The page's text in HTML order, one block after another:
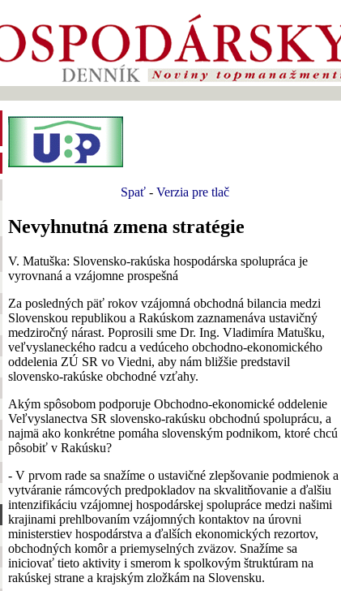
Spať- Verzia pre tlač
Nevyhnutná zmena stratégie
V. Matuška: Slovensko-rakúska hospodárska spolupráca je
vyrovnaná a vzájomne prospešná
Za posledných päť rokov vzájomná obchodná bilancia medzi
Slovenskou republikou a Rakúskom zaznamenáva ustavičný
medziročný nárast. Poprosili sme Dr. Ing. Vladimíra Matušku,
veľvyslaneckého radcu a vedúceho obchodno-ekonomického
oddelenia ZÚ SR vo Viedni, aby nám bližšie predstavil
slovensko-rakúske obchodné vzťahy.
Akým spôsobom podporuje Obchodno-ekonomické oddelenie
Veľvyslanectva SR slovensko-rakúsku obchodnú spoluprácu, a
najmä ako konkrétne pomáha slovenským podnikom, ktoré chcú
pôsobiť v Rakúsku?
- V prvom rade sa snažíme o ustavičné zlepšovanie podmienok a
vytváranie rámcových predpokladov na skvalitňovanie a ďalšiu
intenzifikáciu vzájomnej hospodárskej spolupráce medzi našimi
krajinami prehlbovaním vzájomných kontaktov na úrovni
ministerstiev hospodárstva a ďalších ekonomických rezortov,
obchodných komôr a priemyselných zväzov. Snažíme sa
iniciovať tieto aktivity i smerom k spolkovým štruktúram na
rakúskej strane a krajským zložkám na Slovensku.